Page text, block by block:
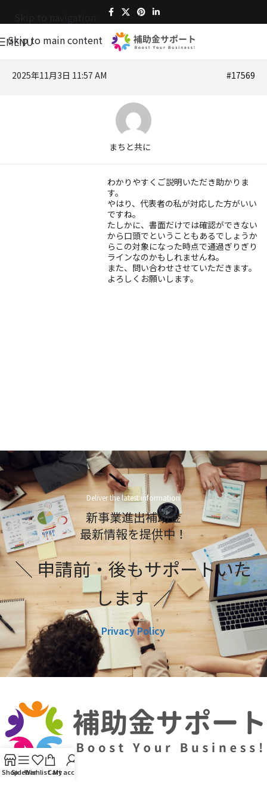
Skip to main content
MENU
2025年11月3日 11:57 AM #17569
まちと共に
わかりやすくご説明いただき助かりま
す。
やはり、代表者の私が対応した方がいい
ですね。
たしかに、書面だけでは確認ができない
から口頭でということもあるでしょうか
らこの対象になった時点で通過ぎりぎり
ラインなのかもしれませんね。
また、問い合わせさせていただきます。
よろしくお願いします。
Deliver the latest information
新事業進出補助金
最新情報を提供中！
＼ 申請前・後もサポートいた
します ／
Privacy Policy
ShopSidebarWishlistCart
My account